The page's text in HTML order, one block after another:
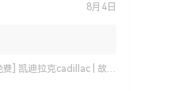
8月4日
维修案例 原厂技术通报 ATS CT6 CTS SRX XT4 XT5 XT6 XTS (关注更新)（240份）